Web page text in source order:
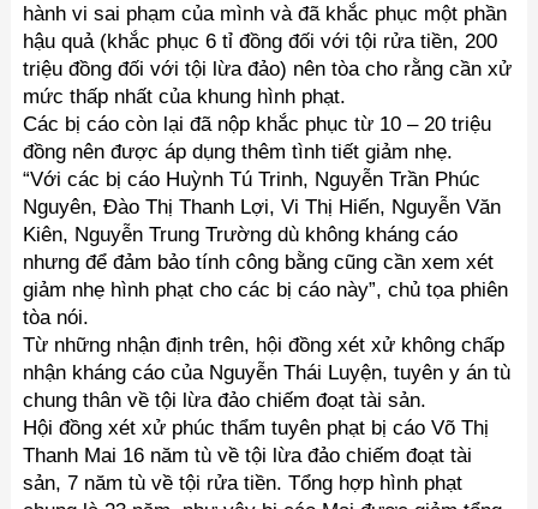
hành vi sai phạm của mình và đã khắc phục một phần
hậu quả (khắc phục 6 tỉ đồng đối với tội rửa tiền, 200
triệu đồng đối với tội lừa đảo) nên tòa cho rằng cần xử
mức thấp nhất của khung hình phạt.
Các bị cáo còn lại đã nộp khắc phục từ 10 – 20 triệu
đồng nên được áp dụng thêm tình tiết giảm nhẹ.
“Với các bị cáo Huỳnh Tú Trinh, Nguyễn Trần Phúc
Nguyên, Đào Thị Thanh Lợi, Vi Thị Hiến, Nguyễn Văn
Kiên, Nguyễn Trung Trường dù không kháng cáo
nhưng để đảm bảo tính công bằng cũng cần xem xét
giảm nhẹ hình phạt cho các bị cáo này”, chủ tọa phiên
tòa nói.
Từ những nhận định trên, hội đồng xét xử không chấp
nhận kháng cáo của Nguyễn Thái Luyện, tuyên y án tù
chung thân về tội lừa đảo chiếm đoạt tài sản.
Hội đồng xét xử phúc thẩm tuyên phạt bị cáo Võ Thị
Thanh Mai 16 năm tù về tội lừa đảo chiếm đoạt tài
sản, 7 năm tù về tội rửa tiền. Tổng hợp hình phạt